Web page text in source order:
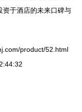
资于酒店的未来口碑与
product/52.html